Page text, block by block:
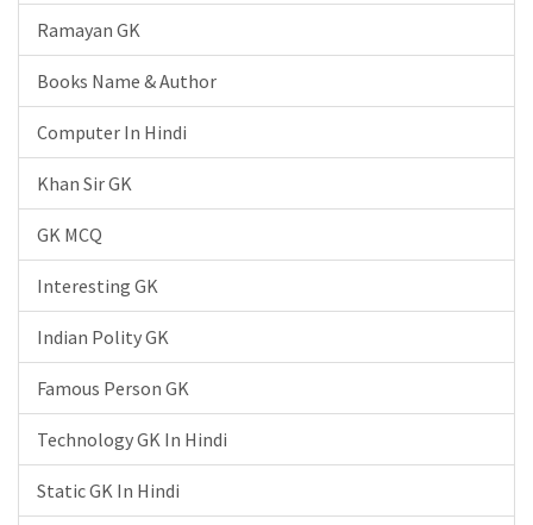
Ramayan GK
Books Name & Author
Computer In Hindi
Khan Sir GK
GK MCQ
Interesting GK
Indian Polity GK
Famous Person GK
Technology GK In Hindi
Static GK In Hindi